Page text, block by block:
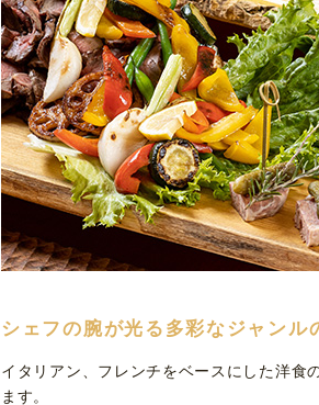
シェフの腕が光る多彩なジャンル
イタリアン、フレンチをベースにした洋食
ます。